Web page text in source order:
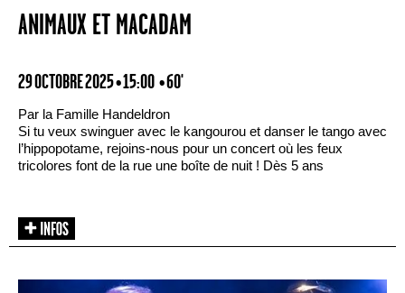
ANIMAUX ET MACADAM
29 OCTOBRE 2025 • 15:00 • 60'
Par la Famille Handeldron
Si tu veux swinguer avec le kangourou et danser le tango avec
l’hippopotame, rejoins-nous pour un concert où les feux
tricolores font de la rue une boîte de nuit ! Dès 5 ans